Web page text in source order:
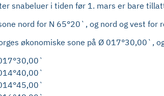
snabeluer i tiden før 1. mars er bare
nord for N 65°20`, og nord og vest
økonomiske sone på Ø 017°30,00`,